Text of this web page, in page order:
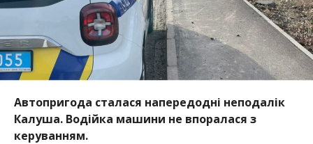
Автопригода сталася напередодні неподалік
Калуша. Водійка машини не впоралася з
керуванням.